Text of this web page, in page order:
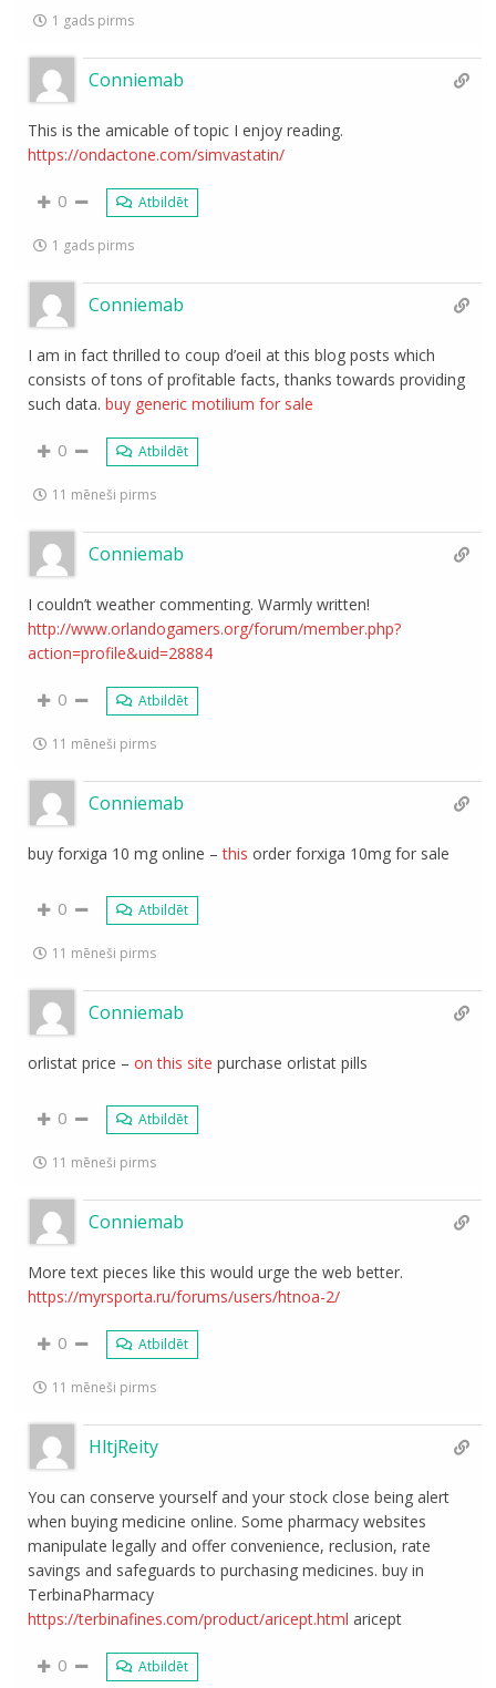
1 gads pirms
Conniemab
This is the amicable of topic I enjoy reading.
https://ondactone.com/simvastatin/
0 Atbildēt
1 gads pirms
Conniemab
I am in fact thrilled to coup d’oeil at this blog posts which
consists of tons of profitable facts, thanks towards providing
such data.buy generic motilium for sale
0 Atbildēt
11 mēneši pirms
Conniemab
I couldn’t weather commenting. Warmly written!
http://www.orlandogamers.org/forum/member.php?
action=profile&uid=28884
0 Atbildēt
11 mēneši pirms
Conniemab
buy forxiga 10 mg online –this order forxiga 10mg for sale
0 Atbildēt
11 mēneši pirms
Conniemab
orlistat price –on this site purchase orlistat pills
0 Atbildēt
11 mēneši pirms
Conniemab
More text pieces like this would urge the web better.
https://myrsporta.ru/forums/users/htnoa-2/
0 Atbildēt
11 mēneši pirms
HltjReity
You can conserve yourself and your stock close being alert
when buying medicine online. Some pharmacy websites
manipulate legally and offer convenience, reclusion, rate
savings and safeguards to purchasing medicines. buy in
TerbinaPharmacy
https://terbinafines.com/product/aricept.html aricept
0 Atbildēt